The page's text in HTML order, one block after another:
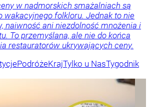
w nadmorskich smażalniach są
wakacyjnego folkloru. Jednak to nie
naiwność ani niezdolność mnożenia i
To przemyślana, ale nie do końca
restauratorów ukrywających ceny.
PodróżeKrajTylko u NasTygodnik